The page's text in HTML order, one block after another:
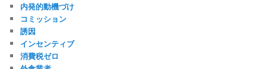
内発的動機づけ
コミッション
誘因
インセンティブ
消費税ゼロ